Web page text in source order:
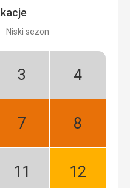
Niski sezon
Marzec:
Kwiecień:
Lipiec:
Sierpień:
Listopad:
Grudzień: